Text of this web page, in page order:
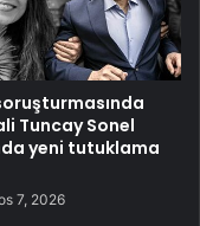
Tuncay Sonel
yeni tutuklama
7, 2026